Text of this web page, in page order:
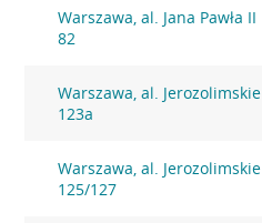
Warszawa, al. Jana Pawła II
82
Warszawa, al. Jerozolimskie
123a
Warszawa, al. Jerozolimskie
125/127